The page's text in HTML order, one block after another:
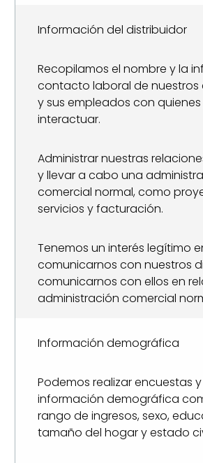
Información del distribuidor
Recopilamos el nombre y la
contacto laboral de nuestros
y sus empleados con
interactuar.
Administrar nuestras
y llevar a cabo una
comercial normal, como
servicios y facturación.
Tenemos un interés legítimo
comunicarnos con nuestros
comunicarnos con ellos en
administración comercial
Información demográfica
Podemos realizar encuestas
información demográfica
rango de ingresos, sexo,
tamaño del hogar y estado